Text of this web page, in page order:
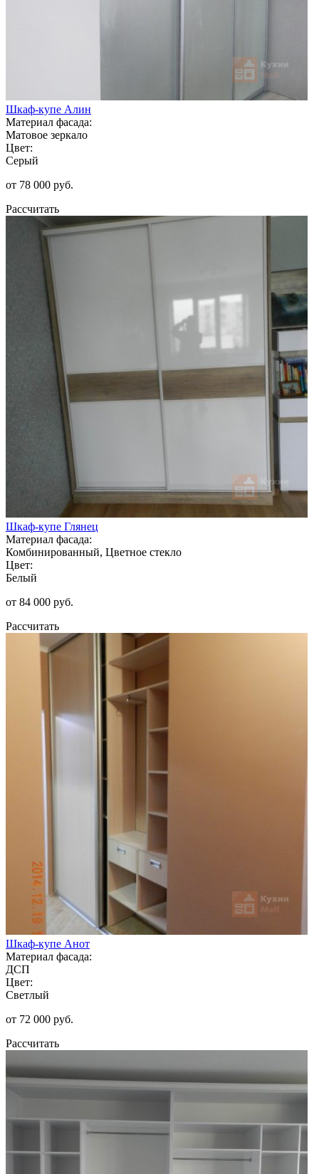
Шкаф-купе Алин
Материал фасада:
Матовое зеркало
Цвет:
Серый
от 78 000 руб.
Рассчитать
Шкаф-купе Глянец
Материал фасада:
Комбинированный, Цветное стекло
Цвет:
Белый
от 84 000 руб.
Рассчитать
Шкаф-купе Анот
Материал фасада:
ДСП
Цвет:
Светлый
от 72 000 руб.
Рассчитать